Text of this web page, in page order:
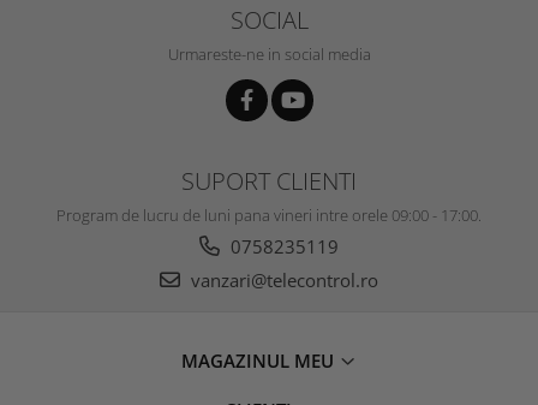
SOCIAL
Urmareste-ne in social media
SUPORT CLIENTI
Program de lucru de luni pana vineri intre orele 09:00 - 17:00.
0758235119
vanzari@telecontrol.ro
MAGAZINUL MEU